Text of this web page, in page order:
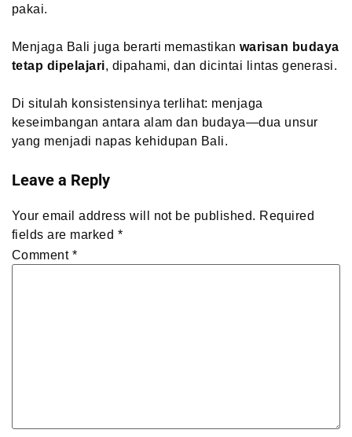
pakai.
Menjaga Bali juga berarti memastikan warisan budaya
tetap dipelajari, dipahami, dan dicintai lintas generasi.
Di situlah konsistensinya terlihat: menjaga
keseimbangan antara alam dan budaya—dua unsur
yang menjadi napas kehidupan Bali.
Leave a Reply
Your email address will not be published. Required
fields are marked *
Comment *